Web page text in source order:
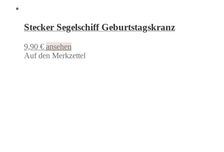
Stecker Segelschiff Geburtstagskranz
9,90 € ansehen
Auf den Merkzettel